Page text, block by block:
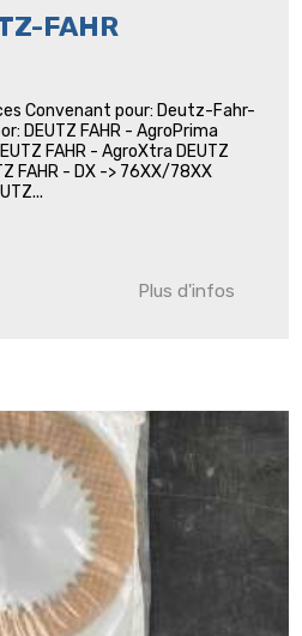
FAHR
Convenant pour: Deutz-Fahr-
DEUTZ FAHR - AgroPrima
FAHR - AgroXtra DEUTZ
FAHR - DX -> 76XX/78XX
Plus d'infos